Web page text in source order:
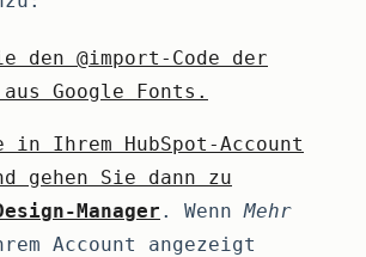
den @import-Code der
Google Fonts.
Ihrem HubSpot-Account
gehen Sie dann zu
Manager . WennMehr
Account angezeigt